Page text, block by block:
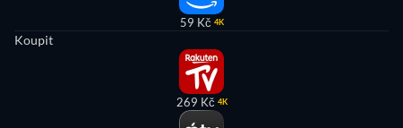
59 Kč 4K
Koupit
269 Kč 4K